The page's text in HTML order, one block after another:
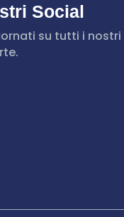
Social
su tutti i nostri